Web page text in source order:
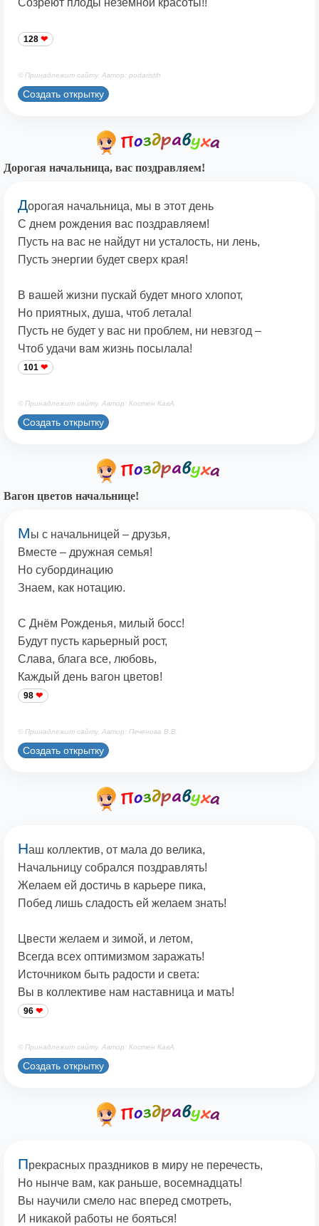
Созреют плоды неземной красоты!!
128
© Принадлежит сайту. Автор: podaristih
Создать открытку
Дорогая начальница, вас поздравляем!
Дорогая начальница, мы в этот день
С днем рождения вас поздравляем!
Пусть на вас не найдут ни усталость, ни лень,
Пусть энергии будет сверх края!
В вашей жизни пускай будет много хлопот,
Но приятных, душа, чтоб летала!
Пусть не будет у вас ни проблем, ни невзгод –
Чтоб удачи вам жизнь посылала!
101
© Принадлежит сайту. Автор: Костен КавА
Создать открытку
Вагон цветов начальнице!
Мы с начальницей – друзья,
Вместе – дружная семья!
Но субординацию
Знаем, как нотацию.
С Днём Рожденья, милый босс!
Будут пусть карьерный рост,
Слава, блага все, любовь,
Каждый день вагон цветов!
98
© Принадлежит сайту. Автор: Печенова В.В.
Создать открытку
Наш коллектив, от мала до велика,
Начальницу собрался поздравлять!
Желаем ей достичь в карьере пика,
Побед лишь сладость ей желаем знать!
Цвести желаем и зимой, и летом,
Всегда всех оптимизмом заражать!
Источником быть радости и света:
Вы в коллективе нам наставница и мать!
96
© Принадлежит сайту. Автор: Костен КавА
Создать открытку
Прекрасных праздников в миру не перечесть,
Но нынче вам, как раньше, восемнадцать!
Вы научили смело нас вперед смотреть,
И никакой работы не бояться!